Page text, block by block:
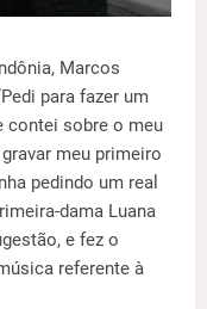
Marcos
para fazer um
contei sobre o meu
meu primeiro
pedindo um real
dama Luana
e fez o
referente à